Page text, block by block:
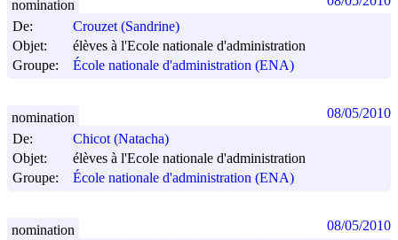
De:
Crouzet (Sandrine)
Objet:
élèves à l'Ecole nationale d'administration
Groupe:
École nationale d'administration (ENA)
nomination
De:
Chicot (Natacha)
Objet:
élèves à l'Ecole nationale d'administration
Groupe:
École nationale d'administration (ENA)
nomination 08/05/2010
nomination 08/05/2010